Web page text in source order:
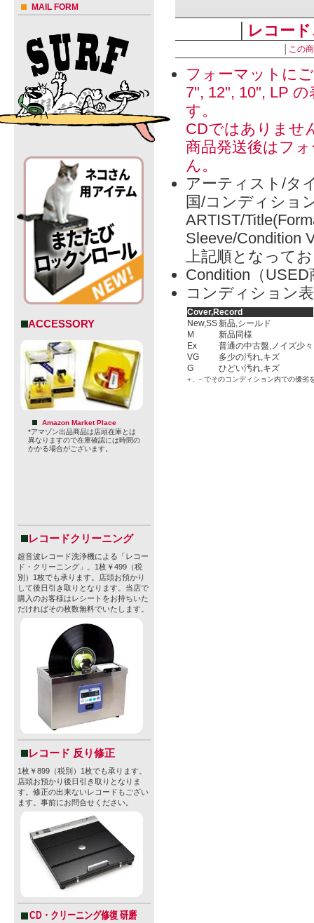
MAIL FORM
ACCESSORY
Amazon Market Place
*アマゾン出品商品は店頭在庫とは
異なりますので在庫確認には時間の
かかる場合がございます。
レコードクリーニング
超音波レコード洗浄機による「レコー
ド・クリーニング」。1枚￥499（税
別）1枚でも承ります。店頭お預かり
して後日引き取りとなります。当店で
購入のお客様はレシートをお持ちいた
だければその枚数無料でいたします。
レコード 反り修正
1枚￥899（税別）1枚でも承ります。
店頭お預かり後日引き取りとなりま
す。修正の出来ないレコードもござい
ます。事前にお問合せください。
CD・クリーニング修復 研磨
レコー
この
フォーマットに
7", 12", 10", LP
す。
CDではありませ
商品発送後はフ
ん。
アーティスト/タ
国/コンディショ
ARTIST/
Sleeve/Condition
上記順となって
Condition（
コンディション
Cover,Record
New,SS新品,シールド
M
新品同様
Ex
普通の中古盤,ノイズ少々
VG
多少の汚れ,キズ
G
ひどい汚れ,キズ
＋, －でそのコンディション内での優劣